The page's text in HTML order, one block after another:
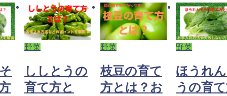
野菜
ししとうの
育て方と
野菜
枝豆の育て
方とは？お
野菜
ほうれ
うの育